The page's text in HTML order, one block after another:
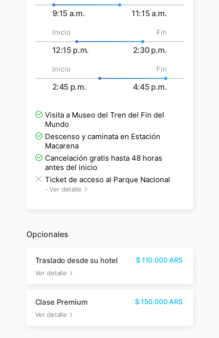
9:15 a.m. 11:15 a.m.
Inicio Fin
12:15 p.m. 2:30 p.m.
Inicio Fin
2:45 p.m. 4:45 p.m.
Visita a Museo del Tren del Fin del
Mundo
Descenso y caminata en Estación
Macarena
Cancelación gratis hasta 48 horas
antes del inicio
Ticket de acceso al Parque Nacional
-Ver detalle
Opcionales
Traslado desde su hotel
Ver detalle
$110.000ARS
Clase Premium
Ver detalle
$150.000ARS